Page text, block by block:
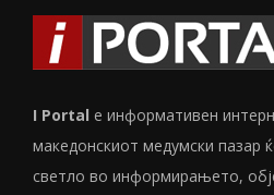
I Portal е информативен
македонскиот медумски пазар
светло во информирањето,